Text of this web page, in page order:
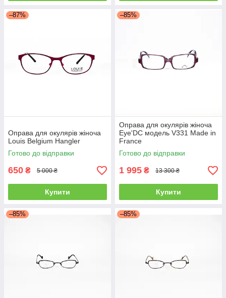
–87%
Оправа для окулярів жіноча
Louis Belgium Hangler
Готово до відправки
650 ₴ 5 000 ₴
Купити
–85%
Оправа для окулярів жіноча
Eye'DC модель V331 Made in
France
Готово до відправки
1 995 ₴ 13 300 ₴
Купити
–85% –85%